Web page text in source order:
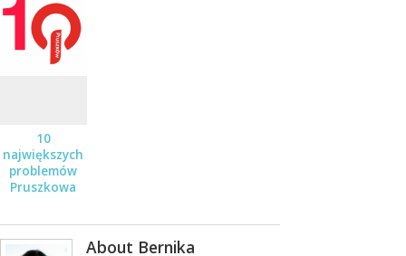
10
największych
problemów
Pruszkowa
About Bernika